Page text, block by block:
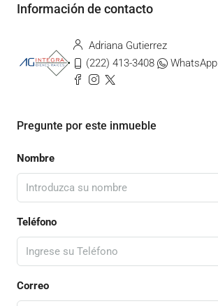
Información de contacto
Adriana Gutierrez
(222) 413-3408
WhatsApp
Pregunte por este inmueble
Nombre
Teléfono
Correo